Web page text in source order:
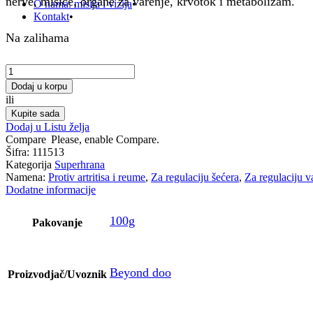
O nama: misija i vizija
Kontakt
Na zalihama
Nopal
količina
Dodaj u korpu
ili
Kupite sada
Dodaj u Listu želja
Compare Please, enable Compare.
Šifra: 111513
Kategorija Superhrana
Namena: Protiv artritisa i reume, Za regulaciju šećera, Za regulaciju
Dodatne informacije
Pakovanje 100g
Proizvodjač/Uvoznik Beyond doo